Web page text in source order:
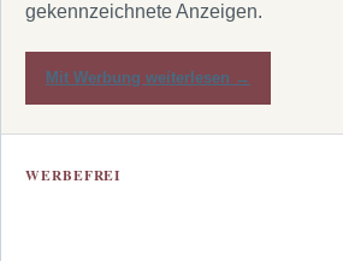
gekennzeichnete Anzeigen.
Mit Werbung weiterlesen →
WERBEFREI